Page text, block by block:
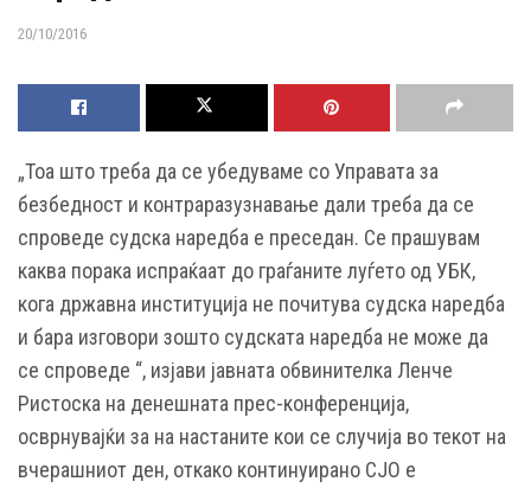
20/10/2016
„Тоа што треба да се убедуваме со Управата за
безбедност и контраразузнавање дали треба да се
спроведе судска наредба е преседан. Се прашувам
каква порака испраќаат до граѓаните луѓето од УБК,
кога државна институција не почитува судска наредба
и бара изговори зошто судската наредба не може да
се спроведе “, изјави јавната обвинителка Ленче
Ристоска на денешната прес-конференција,
осврнувајќи за на настаните кои се случија во текот на
вчерашниот ден, откако континуирано СЈО е